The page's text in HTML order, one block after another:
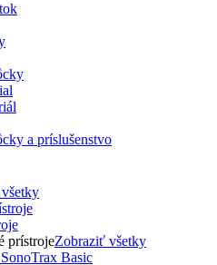
a príslušenstvo
prístrojeZobraziť všetky